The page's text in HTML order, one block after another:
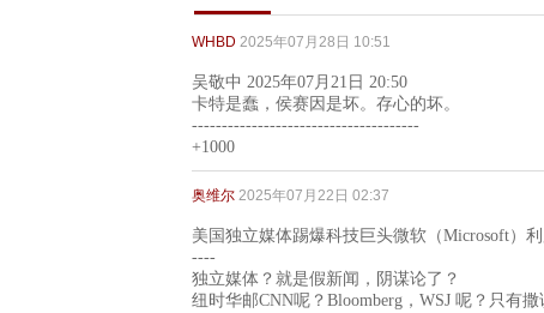
WHBD 2025年07月28日 10:51
吴敬中 2025年07月21日 20:50
卡特是蠢，侯赛因是坏。存心的坏。
--------------------------------------
+1000
奥维尔 2025年07月22日 02:37
美国独立媒体踢爆科技巨头微软（Microsoft）
----
独立媒体？就是假新闻，阴谋论了？
纽时华邮CNN呢？Bloomberg，WSJ 呢？只有撒